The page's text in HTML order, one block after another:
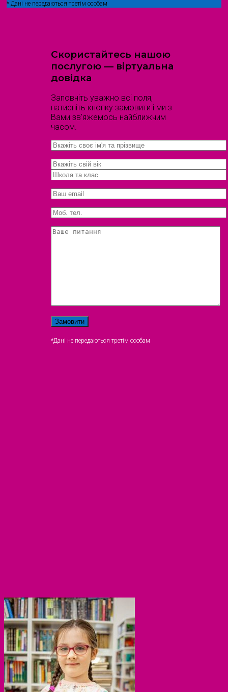
* Дані не передаються третім особам
Скористайтесь нашою
послугою — віртуальна
довідка
Заповніть уважно всі поля,
натисніть кнопку замовити і ми з
Вами зв'яжемось найближчим
часом.
*Дані не передаються третім особам